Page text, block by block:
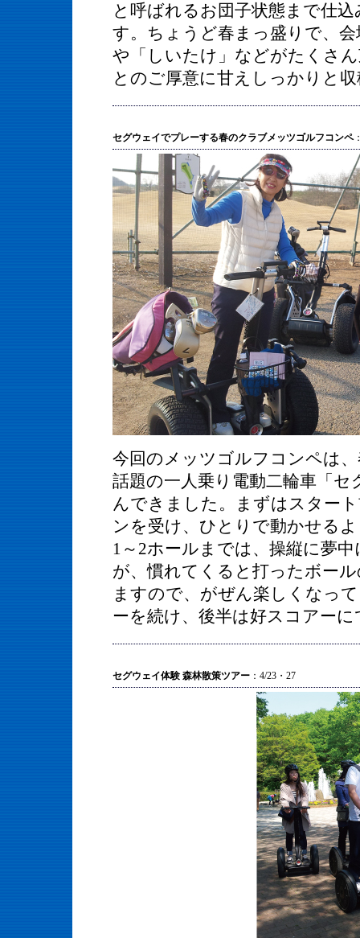
と呼ばれるお団子状態まで仕
す。ちょうど春まっ盛りで、
や「しいたけ」などがたくさ
とのご厚意に甘えしっかりと
セグウェイでプレーする春のクラブメッツゴルフコンペ
今回のメッツゴルフコンペは
話題の一人乗り電動二輪車「
んできました。
まずはスター
ンを受け、ひとりで動かせる
1～2ホールまでは、操縦に夢
が、慣れてくると打ったボー
ますので、がぜん楽しくなっ
ーを続け、後半は好スコアー
セグウェイ体験 森林散策ツアー ：4/23・27